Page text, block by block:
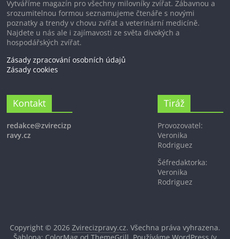
Vytváříme magazín pro všechny milovníky zvířat. Zábavnou a
srozumitelnou formou seznamujeme čtenáře s novými
poznatky a trendy v chovu zvířat a veterinární medicíně.
Najdete u nás ale i zajímavosti ze světa divokých a
hospodářských zvířat.
Zásady zpracování osobních údajů
Zásady cookies
Kontakt
redakce@zvirecizp
ravy.cz
Tiráž
Provozovatel:
Veronika
Rodriguez
Šéfredaktorka:
Veronika
Rodriguez
Copyright © 2026 Zvirecizpravy.cz. Všechna práva vyhrazena.